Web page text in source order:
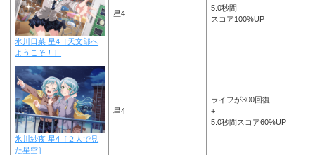
氷川日菜 星4［天文部へ
ようこそ！］
星4
5.0秒間
スコア100%UP
氷川紗夜 星4［２人で見
た星空］
星4
ライフが300回復
+
5.0秒間スコア60%UP